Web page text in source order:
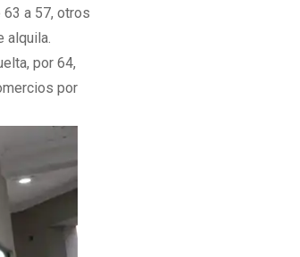
a 57, otros
alquila.
por 64,
por